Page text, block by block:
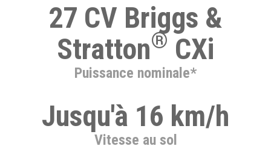
Puissance nominale*
27 CV Briggs &
Stratton® CXi
Vitesse au sol
Jusqu'à 16 km/h